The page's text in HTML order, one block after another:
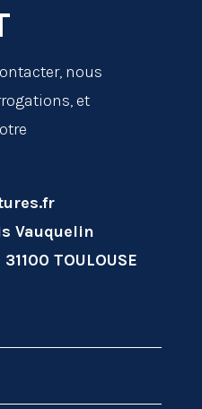
nous
et
Vauquelin
TOULOUSE